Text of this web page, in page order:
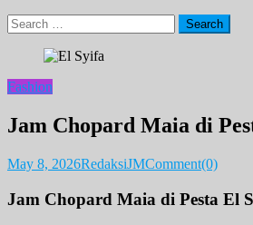
Search
for:
Fashion
Jam Chopard Maia di
May 8, 2026RedaksiJMComment(0)
Jam Chopard Maia di Pesta El